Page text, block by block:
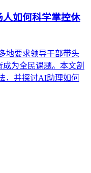
如何科学掌控休
地要求领导干部带头
为全民课题。本文剖
，并探讨AI助理如何